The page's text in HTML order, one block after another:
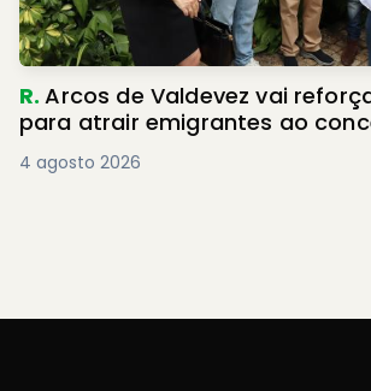
R.Arcos de Valdevez vai
para atrair emigrantes ao
4 agosto 2026